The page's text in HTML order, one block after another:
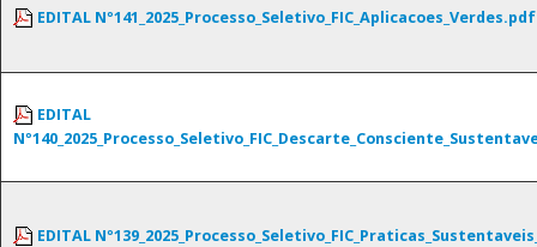
EDITAL Nº141_2025_Processo_Seletivo_FIC_Aplicacoes_Verdes.pdf
EDITAL
EDITAL